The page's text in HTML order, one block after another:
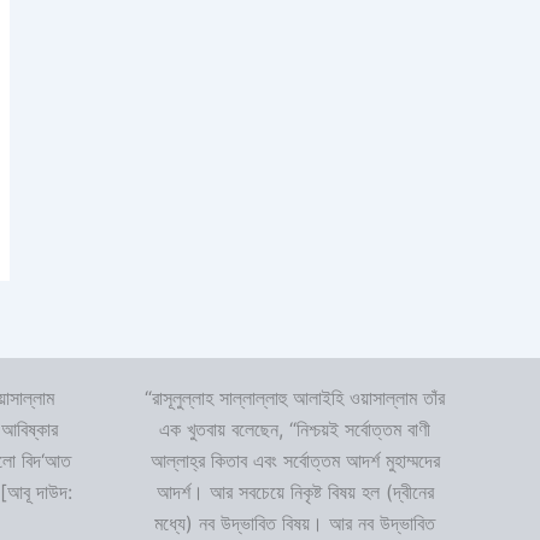
বিদ‘আত
[আবূ দাউদ:
“রাসূলুল্লাহ সাল্লাল্লাহু আলাইহি ওয়াসাল্লাম তাঁর
এক খুতবায় বলেছেন, “নিশ্চয়ই সর্বোত্তম বাণী
আল্লাহ্‌র কিতাব এবং সর্বোত্তম আদর্শ মুহাম্মদের
আদর্শ। আর সবচেয়ে নিকৃষ্ট বিষয় হল (দ্বীনের
মধ্যে) নব উদ্ভাবিত বিষয়। আর নব উদ্ভাবিত